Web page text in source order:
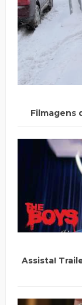
Filmagens
Assista!